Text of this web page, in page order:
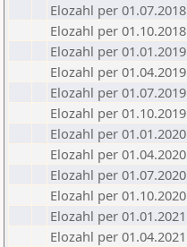
Elozahl per 01.07.2018
Elozahl per 01.10.2018
Elozahl per 01.01.2019
Elozahl per 01.04.2019
Elozahl per 01.07.2019
Elozahl per 01.10.2019
Elozahl per 01.01.2020
Elozahl per 01.04.2020
Elozahl per 01.07.2020
Elozahl per 01.10.2020
Elozahl per 01.01.2021
Elozahl per 01.04.2021